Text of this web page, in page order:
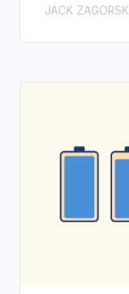
JACK ZAGORSKI